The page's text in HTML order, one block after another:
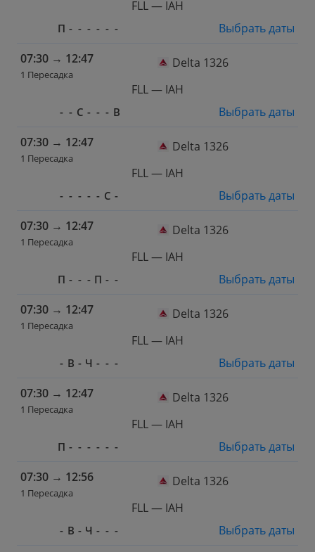
FLL — IAH
П - - - - - -
Выбрать даты
07:30 → 12:47
1 Пересадка
Delta 1326
FLL — IAH
- - С - - - В
Выбрать даты
07:30 → 12:47
1 Пересадка
Delta 1326
FLL — IAH
- - - - - С -
Выбрать даты
07:30 → 12:47
1 Пересадка
Delta 1326
FLL — IAH
П - - - П - -
Выбрать даты
07:30 → 12:47
1 Пересадка
Delta 1326
FLL — IAH
- В - Ч - - -
Выбрать даты
07:30 → 12:47
1 Пересадка
Delta 1326
FLL — IAH
П - - - - - -
Выбрать даты
07:30 → 12:56
1 Пересадка
Delta 1326
FLL — IAH
- В - Ч - - -
Выбрать даты